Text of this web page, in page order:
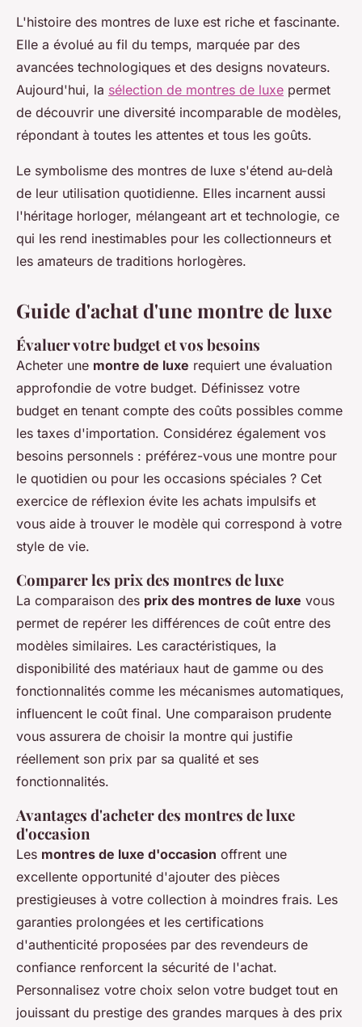
L'histoire des montres de luxe est riche et fascinante.
Elle a évolué au fil du temps, marquée par des
avancées technologiques et des designs novateurs.
Aujourd'hui, la sélection de montres de luxe permet
de découvrir une diversité incomparable de modèles,
répondant à toutes les attentes et tous les goûts.
Le symbolisme des montres de luxe s'étend au-delà
de leur utilisation quotidienne. Elles incarnent aussi
l'héritage horloger, mélangeant art et technologie, ce
qui les rend inestimables pour les collectionneurs et
les amateurs de traditions horlogères.
Guide d'achat d'une montre de luxe
Évaluer votre budget et vos besoins
Acheter une montre de luxe requiert une évaluation
approfondie de votre budget. Définissez votre
budget en tenant compte des coûts possibles comme
les taxes d'importation. Considérez également vos
besoins personnels : préférez-vous une montre pour
le quotidien ou pour les occasions spéciales ? Cet
exercice de réflexion évite les achats impulsifs et
vous aide à trouver le modèle qui correspond à votre
style de vie.
Comparer les prix des montres de luxe
La comparaison des prix des montres de luxe vous
permet de repérer les différences de coût entre des
modèles similaires. Les caractéristiques, la
disponibilité des matériaux haut de gamme ou des
fonctionnalités comme les mécanismes automatiques,
influencent le coût final. Une comparaison prudente
vous assurera de choisir la montre qui justifie
réellement son prix par sa qualité et ses
fonctionnalités.
Avantages d'acheter des montres de luxe
d'occasion
Les montres de luxe d'occasion offrent une
excellente opportunité d'ajouter des pièces
prestigieuses à votre collection à moindres frais. Les
garanties prolongées et les certifications
d'authenticité proposées par des revendeurs de
confiance renforcent la sécurité de l'achat.
Personnalisez votre choix selon votre budget tout en
jouissant du prestige des grandes marques à des prix